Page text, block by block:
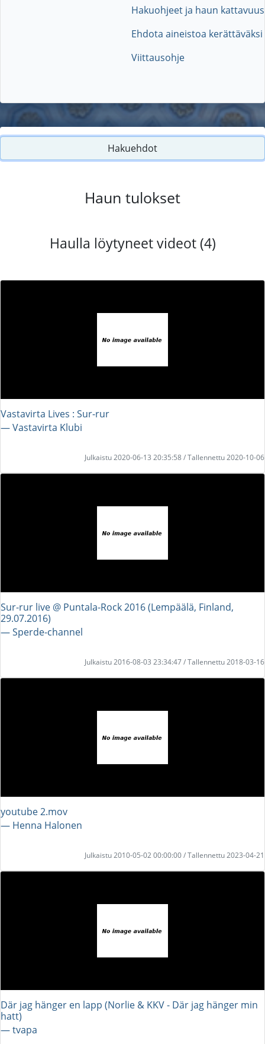
Hakuohjeet ja haun kattavuus
Ehdota aineistoa kerättäväksi
Viittausohje
Hakuehdot
Haun tulokset
Haulla löytyneet videot (4)
Vastavirta Lives : Sur-rur
― Vastavirta Klubi
Julkaistu 2020-06-13 20:35:58 / Tallennettu 2020-10-06
Sur-rur live @ Puntala-Rock 2016 (Lempäälä, Finland,
29.07.2016)
― Sperde-channel
Julkaistu 2016-08-03 23:34:47 / Tallennettu 2018-03-16
youtube 2.mov
― Henna Halonen
Julkaistu 2010-05-02 00:00:00 / Tallennettu 2023-04-21
Där jag hänger en lapp (Norlie & KKV - Där jag hänger min
hatt)
― tvapa